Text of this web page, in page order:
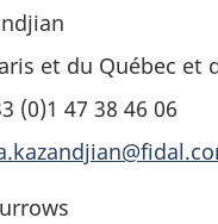
et du Québec et
(0)1 47 38 46 06